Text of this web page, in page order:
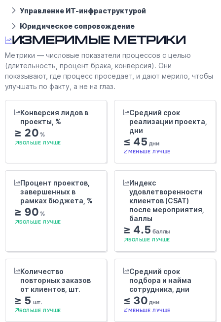
Управление ИТ-инфраструктурой
Юридическое сопровождение
Измеримые метрики
Метрики — числовые показатели процессов с целью
(длительность, процент брака, конверсия). Они
показывают, где процесс проседает, и дают мерило, чтобы
улучшать по факту, а не на глаз.
Конверсия лидов в
проекты, %
≥ 20%
БОЛЬШЕ ЛУЧШЕ
Средний срок
реализации проекта,
дни
≤ 45 дни
МЕНЬШЕ ЛУЧШЕ
Процент проектов,
завершенных в
рамках бюджета, %
≥ 90%
БОЛЬШЕ ЛУЧШЕ
Индекс
удовлетворенности
клиентов (CSAT)
после мероприятия,
баллы
≥ 4.5 баллы
БОЛЬШЕ ЛУЧШЕ
Количество
повторных заказов
от клиентов, шт.
≥ 5 шт.
БОЛЬШЕ ЛУЧШЕ
Средний срок
подбора и найма
сотрудника, дни
≤ 30дни
МЕНЬШЕ ЛУЧШЕ